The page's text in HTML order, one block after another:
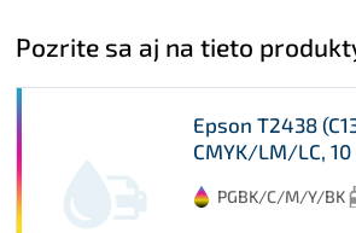
Pozrite sa aj na tieto
Epson T2438
CMYK/LM/LC, 10
PGBK/C/M/Y/BK